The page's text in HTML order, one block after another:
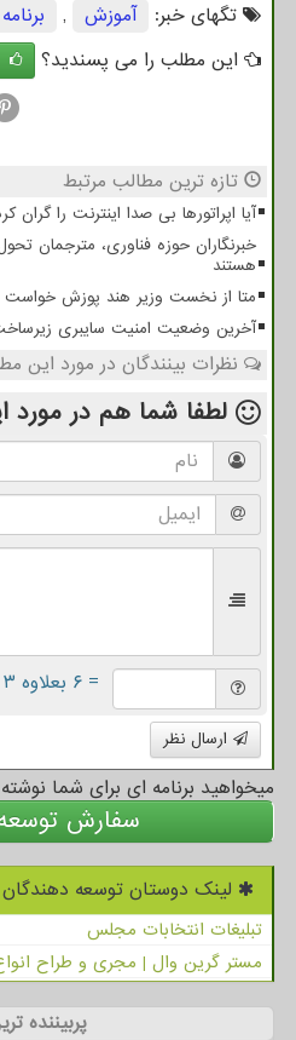
تگهای خبر:
آموزش , برنامه
این مطلب را می پسندید؟
تازه ترین مطالب مرتبط
آیا اپراتورها بی صدا اینترنت را گران
خبرنگاران حوزه فناوری، مترجمان
هستند
متا از نخست وزیر هند پوزش خواست
آخرین وضعیت امنیت سایبری
نظرات بینندگان در مورد این
لطفا شما هم در مورد
= ۶ بعلاوه ۳
ارسال نظر
میخواهید برنامه ای برای شما
سفارش توسعه
لینک دوستان توسعه دهندگان
تبلیغات انتخابات مجلس
مستر گرین وال | مجری و طراح
پربیننده